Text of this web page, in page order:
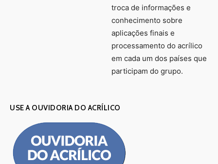
troca de informações e
conhecimento sobre
aplicações finais e
processamento do acrílico
em cada um dos países que
participam do grupo.
USE A OUVIDORIA DO ACRÍLICO